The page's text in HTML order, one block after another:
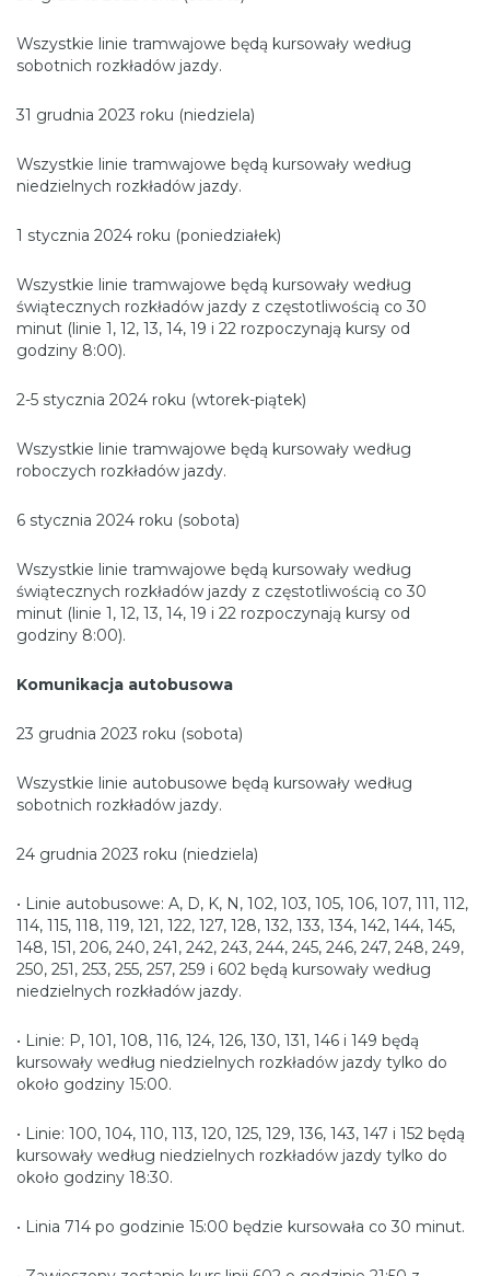
Wszystkie linie tramwajowe będą kursowały według
sobotnich rozkładów jazdy.
31 grudnia 2023 roku (niedziela)
Wszystkie linie tramwajowe będą kursowały według
niedzielnych rozkładów jazdy.
1 stycznia 2024 roku (poniedziałek)
Wszystkie linie tramwajowe będą kursowały według
świątecznych rozkładów jazdy z częstotliwością co 30
minut (linie 1, 12, 13, 14, 19 i 22 rozpoczynają kursy od
godziny 8:00).
2-5 stycznia 2024 roku (wtorek-piątek)
Wszystkie linie tramwajowe będą kursowały według
roboczych rozkładów jazdy.
6 stycznia 2024 roku (sobota)
Wszystkie linie tramwajowe będą kursowały według
świątecznych rozkładów jazdy z częstotliwością co 30
minut (linie 1, 12, 13, 14, 19 i 22 rozpoczynają kursy od
godziny 8:00).
Komunikacja autobusowa
23 grudnia 2023 roku (sobota)
Wszystkie linie autobusowe będą kursowały według
sobotnich rozkładów jazdy.
24 grudnia 2023 roku (niedziela)
• Linie autobusowe: A, D, K, N, 102, 103, 105, 106, 107, 111, 112,
114, 115, 118, 119, 121, 122, 127, 128, 132, 133, 134, 142, 144, 145,
148, 151, 206, 240, 241, 242, 243, 244, 245, 246, 247, 248, 249,
250, 251, 253, 255, 257, 259 i 602 będą kursowały według
niedzielnych rozkładów jazdy.
• Linie: P, 101, 108, 116, 124, 126, 130, 131, 146 i 149 będą
kursowały według niedzielnych rozkładów jazdy tylko do
około godziny 15:00.
• Linie: 100, 104, 110, 113, 120, 125, 129, 136, 143, 147 i 152 będą
kursowały według niedzielnych rozkładów jazdy tylko do
około godziny 18:30.
• Linia 714 po godzinie 15:00 będzie kursowała co 30 minut.